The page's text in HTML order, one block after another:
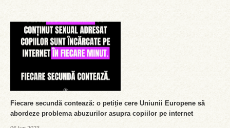
Fiecare secundă contează: o petiție cere Uniunii Europene să
abordeze problema abuzurilor asupra copiilor pe internet